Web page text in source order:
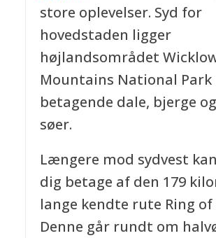
store oplevelser. Syd for
hovedstaden ligger
højlandsområdet
Mountains National Park
betagende dale, bjerge
søer.
Længere mod sydvest
dig betage af den 179
lange kendte rute Ring of
Denne går rundt om